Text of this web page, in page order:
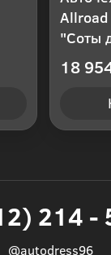
Allroad
"Соты
18
214 -
@autodress96